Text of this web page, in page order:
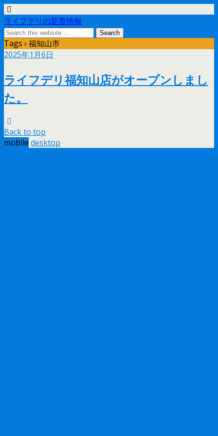
ライフデリの新着情報
Tags › 福知山市
2025年1月6日
ライフデリ福知山店がオープンしまし
た。
Back to top
mobile desktop